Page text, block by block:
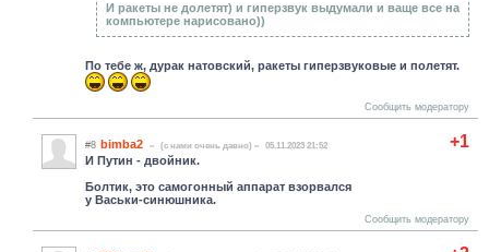
И ракеты не долетят) и гиперзвук выдумали и ваще все на
компьютере нарисовано))
По тебе ж, дурак натовский, ракеты гиперзвуковые и полетят.
Сообщить модератору
+1
#8 bimba2 (c нами очень давно) 05.11.2023 21:52
И Путин - двойник.
Болтик, это самогонный аппарат взорвался
у Васьки-синюшника.
Сообщить модератору